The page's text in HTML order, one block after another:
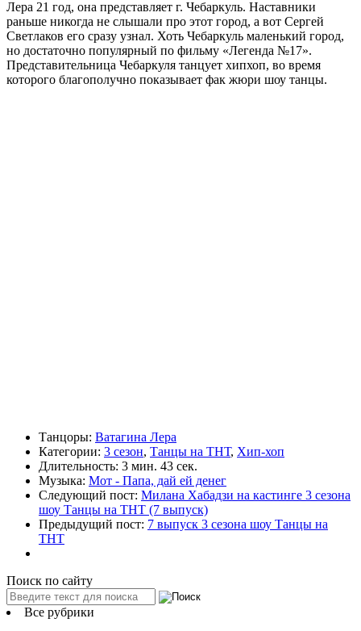
Лера 21 год, она представляет г. Чебаркуль. Наставники
раньше никогда не слышали про этот город, а вот Сергей
Светлаков его сразу узнал. Хоть Чебаркуль маленький город,
но достаточно популярный по фильму «Легенда №17».
Представительница Чебаркуля танцует хипхоп, во время
которого благополучно показывает фак жюри шоу танцы.
Танцоры: Ватагина Лера
Категории: 3 сезон, Танцы на ТНТ, Хип-хоп
Длительность: 3 мин. 43 сек.
Музыка: Мот - Папа, дай ей денег
Следующий пост: Милана Хабадзи на кастинге 3 сезона
шоу Танцы на ТНТ (7 выпуск)
Предыдущий пост: 7 выпуск 3 сезона шоу Танцы на
ТНТ
Поиск по сайту
Все рубрики